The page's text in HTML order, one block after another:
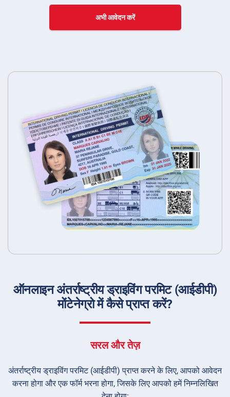
अभी आवेदन करें
ऑनलाइन अंतर्राष्ट्रीय ड्राइविंग परमिट (आईडीपी)
मोंटेनेग्रो में कैसे प्राप्त करें?
सरल और तेज़
अंतर्राष्ट्रीय ड्राइविंग परमिट (आईडीपी) प्राप्त करने के लिए, आपको आवेदन
करना होगा और एक फॉर्म भरना होगा, जिसके लिए आपको हमें निम्नलिखित